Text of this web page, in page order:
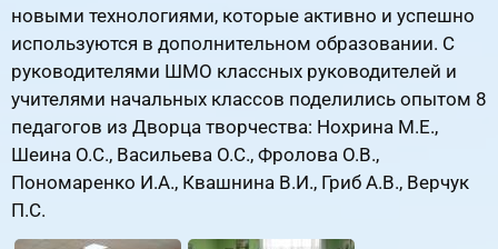
новыми технологиями, которые активно и успешно
используются в дополнительном образовании. С
руководителями ШМО классных руководителей и
учителями начальных классов поделились опытом 8
педагогов из Дворца творчества: Нохрина М.Е.,
Шеина О.С., Васильева О.С., Фролова О.В.,
Пономаренко И.А., Квашнина В.И., Гриб А.В., Верчук
П.С.